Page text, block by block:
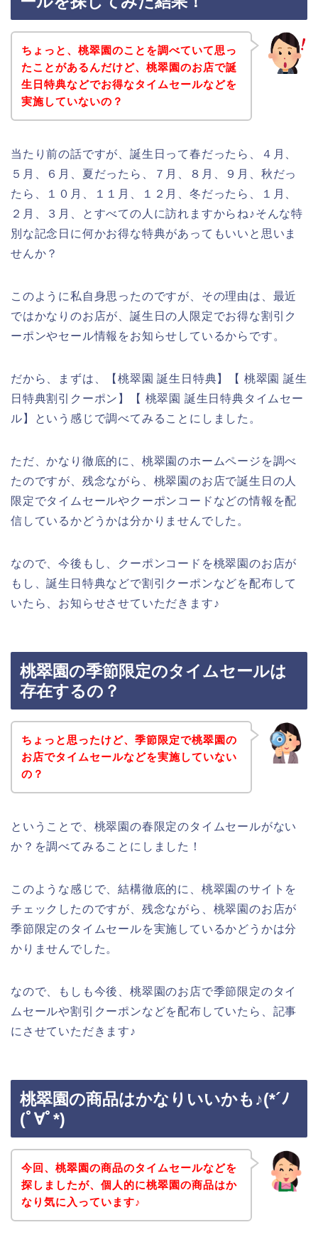
ちょっと、桃翠園のことを調べていて思っ
たことがあるんだけど、桃翠園のお店で誕
生日特典などでお得なタイムセールなどを
実施していないの？
当たり前の話ですが、誕生日って春だったら、４月、
５月、６月、夏だったら、７月、８月、９月、秋だっ
たら、１０月、１１月、１２月、冬だったら、１月、
２月、３月、とすべての人に訪れますからね♪そんな特
別な記念日に何かお得な特典があってもいいと思いま
せんか？
このように私自身思ったのですが、その理由は、最近
ではかなりのお店が、誕生日の人限定でお得な割引ク
ーポンやセール情報をお知らせしているからです。
だから、まずは、【桃翠園 誕生日特典】【 桃翠園 誕生
日特典割引クーポン】【 桃翠園 誕生日特典タイムセー
ル】という感じで調べてみることにしました。
ただ、かなり徹底的に、桃翠園のホームページを調べ
たのですが、残念ながら、桃翠園のお店で誕生日の人
限定でタイムセールやクーポンコードなどの情報を配
信しているかどうかは分かりませんでした。
なので、今後もし、クーポンコードを桃翠園のお店が
もし、誕生日特典などで割引クーポンなどを配布して
いたら、お知らせさせていただきます♪
桃翠園の季節限定のタイムセールは
存在するの？
ちょっと思ったけど、季節限定で桃翠園の
お店でタイムセールなどを実施していない
の？
ということで、桃翠園の春限定のタイムセールがない
か？を調べてみることにしました！
このような感じで、結構徹底的に、桃翠園のサイトを
チェックしたのですが、残念ながら、桃翠園のお店が
季節限定のタイムセールを実施しているかどうかは分
かりませんでした。
なので、もしも今後、桃翠園のお店で季節限定のタイ
ムセールや割引クーポンなどを配布していたら、記事
にさせていただきます♪
桃翠園の商品はかなりいいかも♪(*´ﾉ
(ﾟ∀ﾟ*)
今回、桃翠園の商品のタイムセールなどを
探しましたが、個人的に桃翠園の商品はか
なり気に入っています♪